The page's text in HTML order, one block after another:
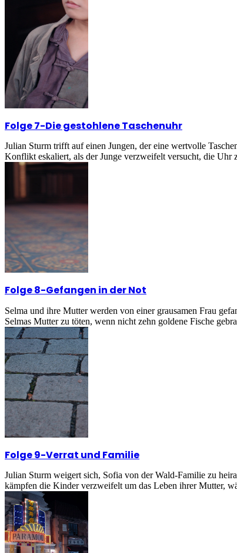
Folge 7-Die gestohlene Taschenuhr
Julian Sturm trifft auf einen Jungen, der eine wertvolle
Konflikt eskaliert, als der Junge verzweifelt versucht, die Uhr
Folge 8-Gefangen in der Not
Selma und ihre Mutter werden von einer grausamen Frau
Selmas Mutter zu töten, wenn nicht zehn goldene Fische
Folge 9-Verrat und Familie
Julian Sturm weigert sich, Sofia von der Wald-Familie zu
kämpfen die Kinder verzweifelt um das Leben ihrer Mutter,